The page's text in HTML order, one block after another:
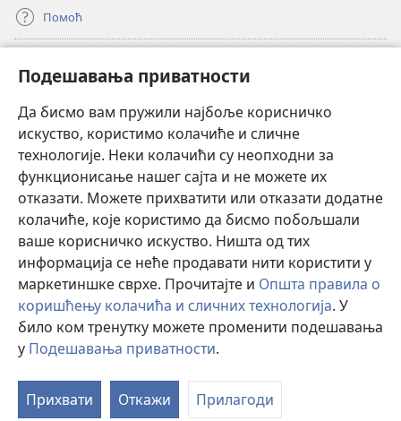
Подешавања приватности
Да бисмо вам пружили најбоље корисничко
искуство, користимо колачиће и сличне
технологије. Неки колачићи су неопходни за
функционисање нашег сајта и не можете их
отказати. Можете прихватити или отказати додатне
колачиће, које користимо да бисмо побољшали
ваше корисничко искуство. Ништа од тих
информација се неће продавати нити користити у
маркетиншке сврхе. Прочитајте и Општа правила о
коришћењу колачића и сличних технологија. У
било ком тренутку можете променити подешавања
у Подешавања приватности.
Прихвати Откажи Прилагоди
Помоћ
(отвара
нови
прозор)ОНЛАЈН БИБЛИОТЕКА Watchtower
(отвара
нови
прозор)JW Hub®
(отвара
нови
прозор)JW Library
Watchtower Library ®
Copyright© 2026 Watch Tower Bible and Tract Society of Pennsylvania.
ПРАВИЛА КОРИШЋЕЊА
ПРИВАТНОСТИ